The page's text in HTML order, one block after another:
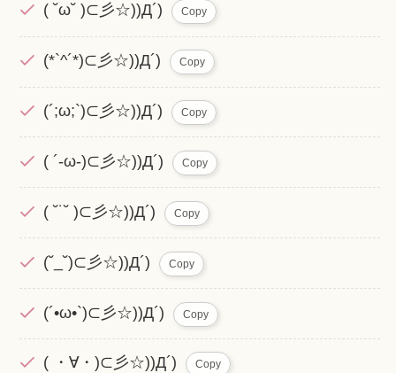
( ˘ω˘ )⊂彡☆))Д´) Copy
(*`^´*)⊂彡☆))Д´) Copy
(´;ω;`)⊂彡☆))Д´) Copy
( ´-ω-)⊂彡☆))Д´) Copy
( ˘˙˘ )⊂彡☆))Д´) Copy
(˘_˘)⊂彡☆))Д´) Copy
(´•ω•`)⊂彡☆))Д´) Copy
( ・∀・)⊂彡☆))Д´) Copy